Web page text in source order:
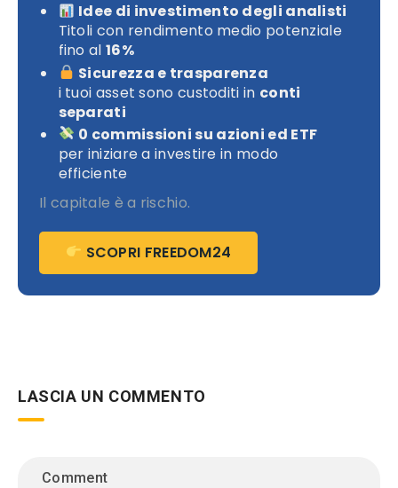
Idee di investimento degli analisti
Titoli con rendimento medio potenziale
fino al 16%
Sicurezza e trasparenza
i tuoi asset sono custoditi in conti
separati
0 commissioni su azioni ed ETF
per iniziare a investire in modo
efficiente
Il capitale è a rischio.
SCOPRI FREEDOM24
LASCIA UN COMMENTO